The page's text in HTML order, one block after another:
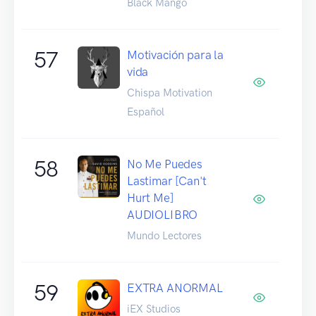
Black Mango
57
Motivación para la
vida
Chispa Motivation
Español
58
No Me Puedes
Lastimar [Can't
Hurt Me]
AUDIOLIBRO
Mundo Lectores
59 EXTRA ANORMAL
iEX Studios